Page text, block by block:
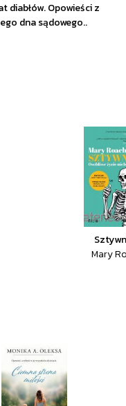
diabłów. Opowieści z
dna sądowego..
Mary